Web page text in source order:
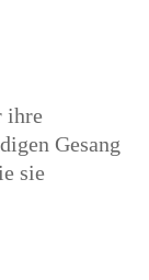
ihre
Gesang
sie